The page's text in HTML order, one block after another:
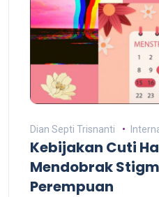
Dian Septi Trisnanti
Kebijakan Cuti
Mendobrak
Perempuan